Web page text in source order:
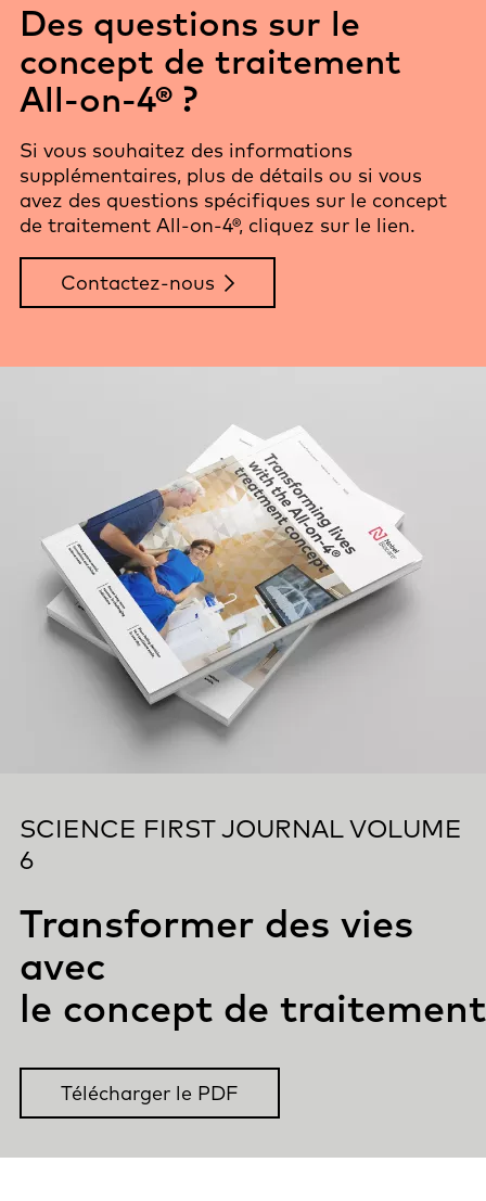
Des questions sur le
concept de traitement
All-on-4® ?
Si vous souhaitez des informations
supplémentaires, plus de détails ou si vous
avez des questions spécifiques sur le concept
de traitement All-on-4®, cliquez sur le lien.
Contactez-nous
SCIENCE FIRST JOURNAL VOLUME
6
Transformer des vies
avec
le concept de
Télécharger le PDF